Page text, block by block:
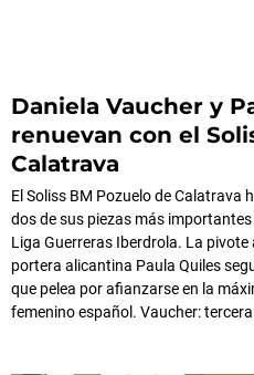
Daniela Vaucher y
renuevan con el
Calatrava
El Soliss BM Pozuelo de
dos de sus piezas más
Liga Guerreras Iberdrola. La
portera alicantina Paula Quiles
que pelea por afianzarse en la
femenino español. Vaucher: